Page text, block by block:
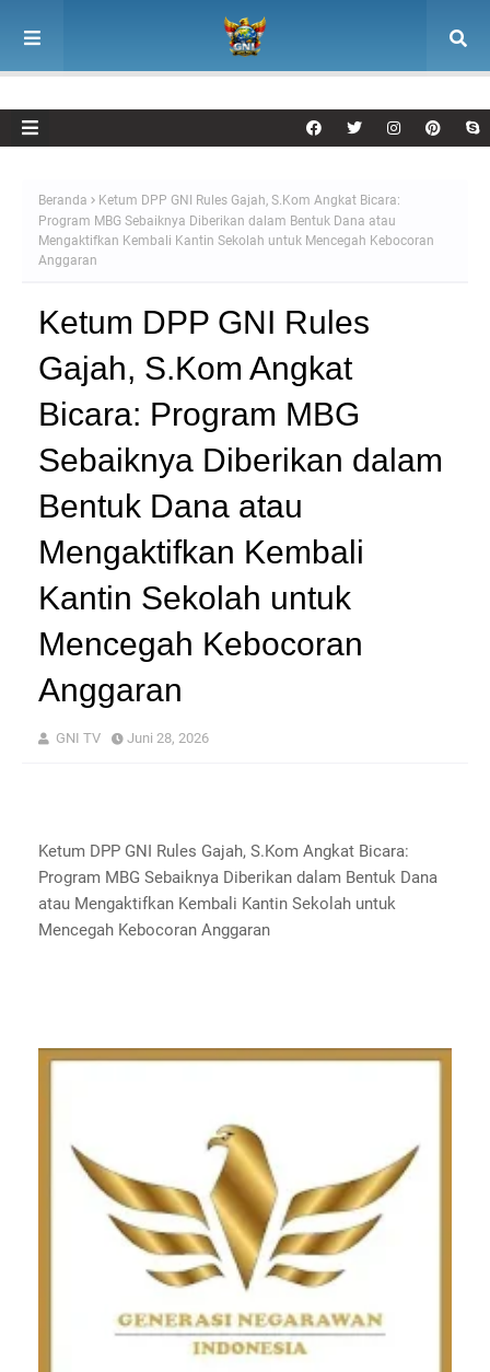
Beranda
Ketum DPP GNI Rules Gajah, S.Kom Angkat Bicara:
Program MBG Sebaiknya Diberikan dalam Bentuk Dana atau
Mengaktifkan Kembali Kantin Sekolah untuk Mencegah Kebocoran
Anggaran
Ketum DPP GNI Rules
Gajah, S.Kom Angkat
Bicara: Program MBG
Sebaiknya Diberikan dalam
Bentuk Dana atau
Mengaktifkan Kembali
Kantin Sekolah untuk
Mencegah Kebocoran
Anggaran
GNI TV Juni 28, 2026
Ketum DPP GNI Rules Gajah, S.Kom Angkat Bicara:
Program MBG Sebaiknya Diberikan dalam Bentuk Dana
atau Mengaktifkan Kembali Kantin Sekolah untuk
Mencegah Kebocoran Anggaran